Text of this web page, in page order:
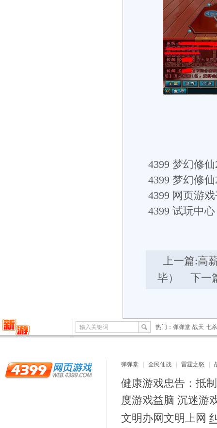
4399 梦幻修仙
4399 梦幻修
4399 网页游
4399 试玩中心
上一篇:高
毕）
下一
输入关键词 热门： 弹弹堂 战天 七杀
弹弹堂 全民仙战 雷霆之怒
健康游戏忠告：抵
度游戏益脑 沉迷游
文明办网文明上网